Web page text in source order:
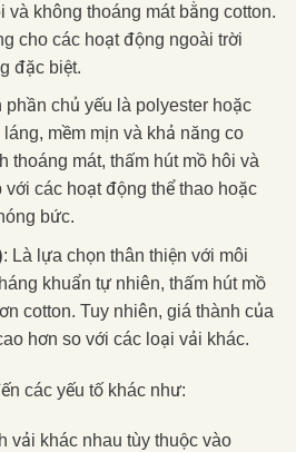
và không thoáng mát bằng cotton.
cho các hoạt động ngoài trời
đặc biệt.
phần chủ yếu là polyester hoặc
mềm mịn và khả năng co
thoáng mát, thấm hút mồ hôi và
với các hoạt động thể thao hoặc
bức.
: Là lựa chọn thân thiện với môi
khuẩn tự nhiên, thấm hút mồ
cotton. Tuy nhiên, giá thành của
hơn so với các loại vải khác.
các yếu tố khác như:
vải khác nhau tùy thuộc vào